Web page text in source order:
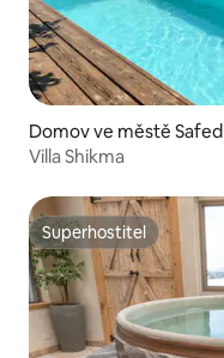
Domov ve městě Safed
Villa Shikma
Superhostitel
Superhostitel